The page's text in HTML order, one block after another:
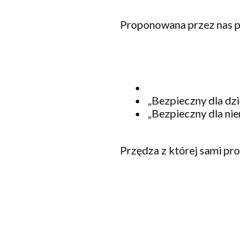
Proponowana przez nas
„Bezpieczny dla
„Bezpieczny dla
Przędza z której sami